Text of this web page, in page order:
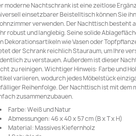
moderne Nachtschrank ist eine zeitlose
einsetzbarer Beistelltisch können Sie
verwenden. Der Nachttisch besteht
robust und langlebig. Seine solide
Dekorationsartikeln wie Vasen oder
der Schrank reichlich Stauraum, um Ihre
zu verstauen. Außerdem ist dieser
zu reinigen. Wichtiger Hinweis: Farbe und
variieren, wodurch jedes Möbelstück
Reihenfolge. Der Nachttisch ist mit
zusammenzubauen.
Farbe: Weiß und Natur
Abmessungen: 46 x 40 x 57 cm (B x T x H)
Material: Massives Kiefernholz